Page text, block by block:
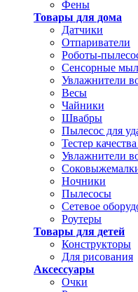
Фены
Товары для дома
Датчики
Отпариватели
Роботы-
Сенсорные
Увлажнители
Весы
Чайники
Швабры
Пылесос для
Тестер
Увлажнители
Ночники
Пылесосы
Сетевое
Роутеры
Товары для детей
Конструкторы
Для рисования
Аксессуары
Очки